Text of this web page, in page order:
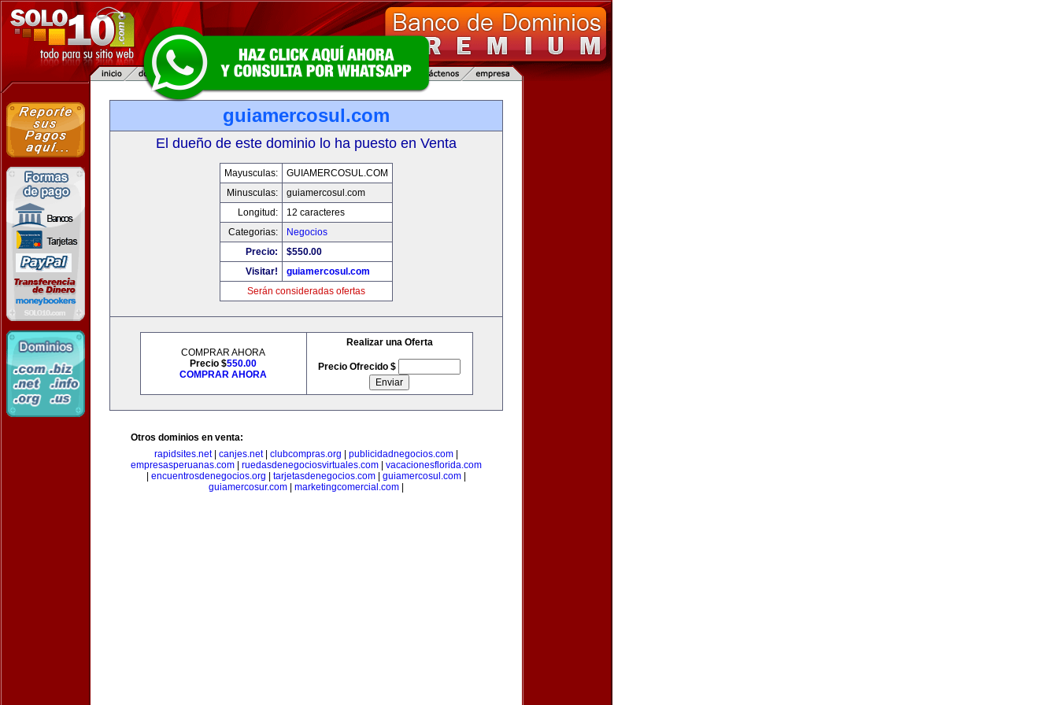
guiamercosul.com
El dueño de este dominio lo ha puesto en Venta
Mayusculas:
GUIAMERCOSUL.COM
Minusculas:
guiamercosul.com
Longitud:
12 caracteres
Categorias:
Negocios
Precio:
$550.00
Visitar!
guiamercosul.com
Serán consideradas ofertas
COMPRAR AHORA
Precio $550.00
COMPRAR AHORA
Realizar una Oferta
Precio Ofrecido $
Otros dominios en venta:
rapidsites.net| canjes.net| clubcompras.org publicidadnegocios.com
empresasperuanas.com
ruedasdenegociosvirtuales.com
vacacionesflorida.com
encuentrosdenegocios.org tarjetasdenegocios.com guiamercosul.com
guiamercosur.com
marketingcomercial.com